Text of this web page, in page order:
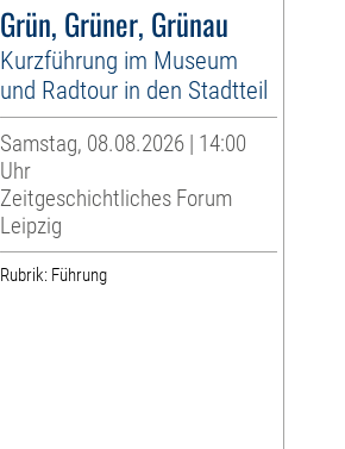
Grün, Grüner, Grünau
Kurzführung im Museum
und Radtour in den Stadtteil
Samstag, 08.08.2026 | 14:00
Uhr
Zeitgeschichtliches Forum
Leipzig
Rubrik: Führung